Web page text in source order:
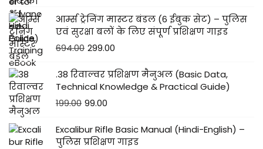
आर्म्स ट्रेनिंग मास्टर बंडल (6 ईबुक सेट) – पुलिस
एवं सुरक्षा बलों के लिए संपूर्ण प्रशिक्षण गाइड
694.00 299.00
.38 रिवाल्वर प्रशिक्षण मैनुअल (Basic Data,
Technical Knowledge & Practical Guide)
199.00 99.00
Excalibur Rifle Basic Manual (Hindi-English) –
पुलिस प्रशिक्षण गाइड